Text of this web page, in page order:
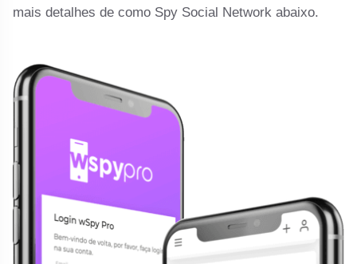
mais detalhes de como Spy Social Network abaixo.